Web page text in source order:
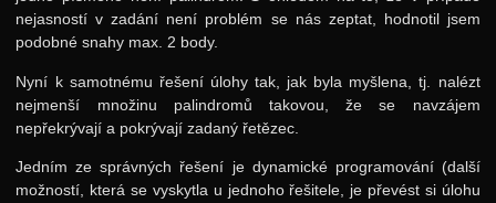
nejasností v zadání není problém se nás zeptat, hodnotil jsem
podobné snahy max. 2 body.
Nyní k samotnému řešení úlohy tak, jak byla myšlena, tj. nalézt
nejmenší množinu palindromů takovou, že se navzájem
nepřekrývají a pokrývají zadaný řetězec.
Jedním ze správných řešení je dynamické programování (další
možností, která se vyskytla u jednoho řešitele, je převést si úlohu